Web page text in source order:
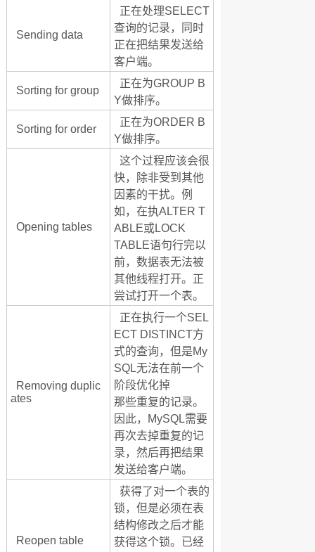
Sending data
正在处理SELECT
查询的记录，同时
正在把结果发送给
客户端。
Sorting for group
正在为GROUP B
Y做排序。
Sorting for order
正在为ORDER B
Y做排序。
Opening tables
这个过程应该会很
快，除非受到其他
因素的干扰。例
如，在执ALTER T
ABLE或LOCK
TABLE语句行完以
前，数据表无法被
其他线程打开。正
尝试打开一个表。
Removing duplic
ates
正在执行一个SEL
ECT DISTINCT方
式的查询，但是My
SQL无法在前一个
阶段优化掉
那些重复的记录。
因此，MySQL需要
再次去掉重复的记
录，然后再把结果
发送给客户端。
Reopen table
获得了对一个表的
锁，但是必须在表
结构修改之后才能
获得这个锁。已经